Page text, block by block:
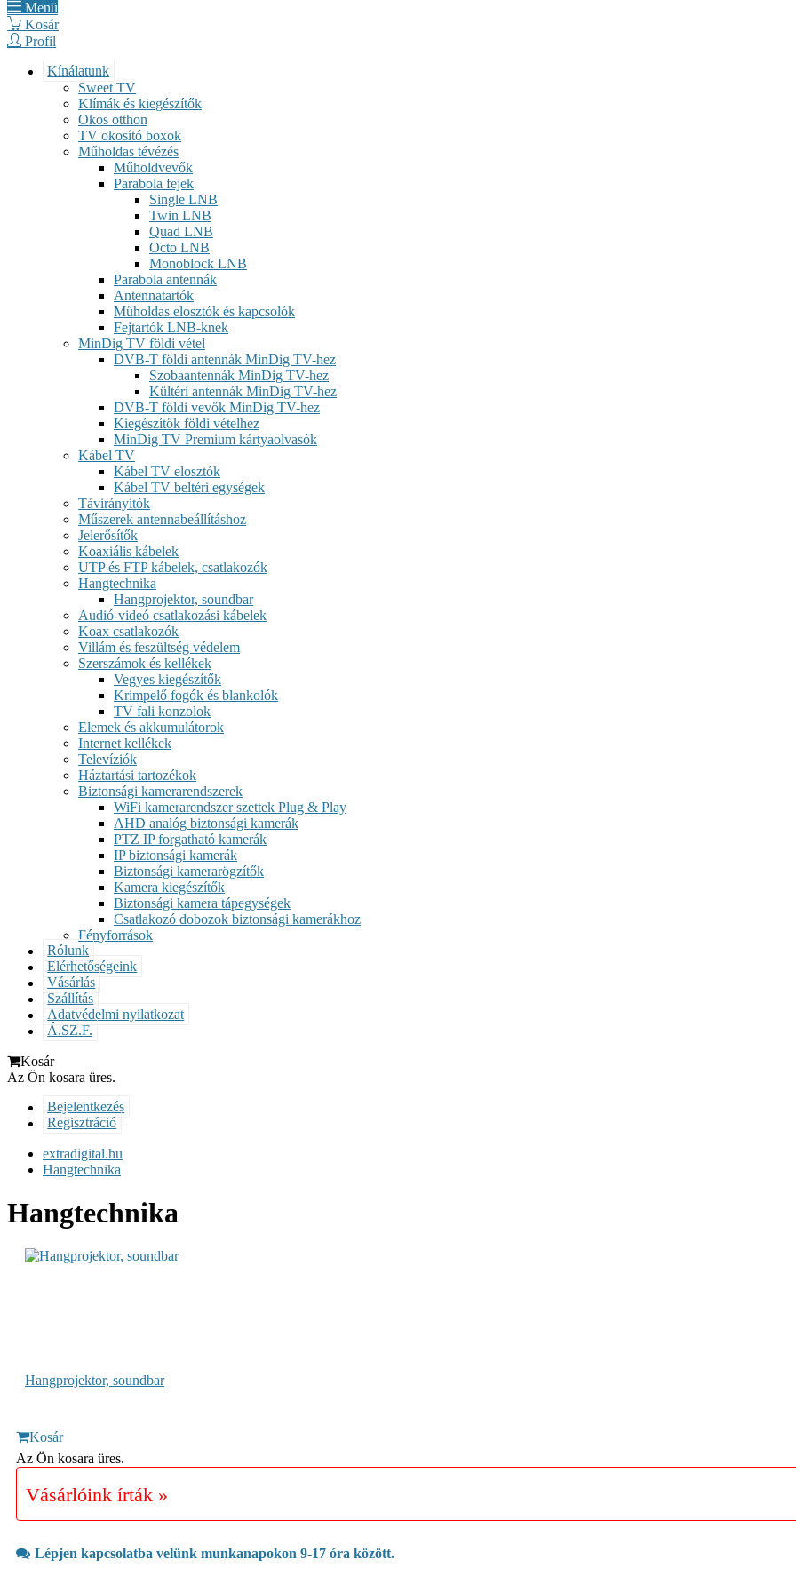
Menü
Kosár
Profil
Kínálatunk
Sweet TV
Klímák és kiegészítők
Okos otthon
TV okosító boxok
Műholdas tévézés
Műholdvevők
Parabola fejek
Single LNB
Twin LNB
Quad LNB
Octo LNB
Monoblock LNB
Parabola antennák
Antennatartók
Műholdas elosztók és kapcsolók
Fejtartók LNB-knek
MinDig TV földi vétel
DVB-T földi antennák MinDig TV-hez
Szobaantennák MinDig TV-hez
Kültéri antennák MinDig TV-hez
DVB-T földi vevők MinDig TV-hez
Kiegészítők földi vételhez
MinDig TV Premium kártyaolvasók
Kábel TV
Kábel TV elosztók
Kábel TV beltéri egységek
Távirányítók
Műszerek antennabeállításhoz
Jelerősítők
Koaxiális kábelek
UTP és FTP kábelek, csatlakozók
Hangtechnika
Hangprojektor, soundbar
Audió-videó csatlakozási kábelek
Koax csatlakozók
Villám és feszültség védelem
Szerszámok és kellékek
Vegyes kiegészítők
Krimpelő fogók és blankolók
TV fali konzolok
Elemek és akkumulátorok
Internet kellékek
Televíziók
Háztartási tartozékok
Biztonsági kamerarendszerek
WiFi kamerarendszer szettek Plug & Play
AHD analóg biztonsági kamerák
PTZ IP forgatható kamerák
IP biztonsági kamerák
Biztonsági kamerarögzítők
Kamera kiegészítők
Biztonsági kamera tápegységek
Csatlakozó dobozok biztonsági kamerákhoz
Fényforrások
Rólunk
Elérhetőségeink
Vásárlás
Szállítás
Adatvédelmi nyilatkozat
Á.SZ.F.
Kosár
Az Ön kosara üres.
Bejelentkezés
Regisztráció
extradigital.hu
Hangtechnika
Hangtechnika
Hangprojektor, soundbar
Kosár
Az Ön kosara üres.
Vásárlóink írták »
Lépjen kapcsolatba velünk munkanapokon 9-17 óra között.